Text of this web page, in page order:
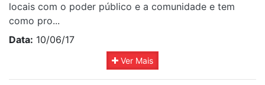
locais com o poder público e a comunidade e tem
como pro...
Data: 10/06/17
Ver Mais